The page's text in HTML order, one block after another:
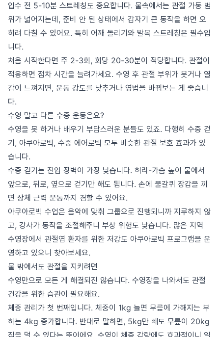
입수 전 5-10분 스트레칭도 중요합니다. 물속에서는 관절 가동 범
위가 넓어지는데, 준비 안 된 상태에서 갑자기 큰 동작을 하면 오
히려 다칠 수 있어요. 특히 어깨 돌리기와 발목 스트레칭은 필수입
니다.
처음 시작한다면 주 2-3회, 회당 20-30분이 적당합니다. 관절이
적응하면 점차 시간을 늘려가세요. 수영 후 관절 부위가 붓거나 열
감이 느껴지면, 운동 강도를 낮추거나 영법을 바꿔보는 게 좋습니
다.
수영 말고 다른 수중 운동은요?
수영을 못 하거나 배우기 부담스러운 분들도 있죠. 다행히 수중 걷
기, 아쿠아로빅, 수중 에어로빅 모두 비슷한 관절 보호 효과가 있
습니다.
수중 걷기는 진입 장벽이 가장 낮습니다. 허리-가슴 높이 물에서
앞으로, 뒤로, 옆으로 걷기만 해도 됩니다. 손에 물갈퀴 장갑을 끼
면 상체 근력 운동까지 겸할 수 있어요.
아쿠아로빅 수업은 음악에 맞춰 그룹으로 진행되니까 지루하지 않
고, 강사가 동작을 조절해주니 부상 위험도 낮습니다. 많은 지역
수영장에서 관절염 환자를 위한 저강도 아쿠아로빅 프로그램을 운
영하고 있으니 찾아보세요.
물 밖에서도 관절을 지키려면
수영만으로 모든 게 해결되진 않습니다. 수영장을 나와서도 관절
건강을 위한 습관이 필요해요.
체중 관리가 첫 번째입니다. 체중이 1kg 늘면 무릎에 가해지는 부
하는 4kg 증가합니다. 반대로 말하면, 5kg만 빼도 무릎이 20kg
짐을 덜 수 있다는 뜻이에요. 수영이 체중 감량에도 효과적이니 일